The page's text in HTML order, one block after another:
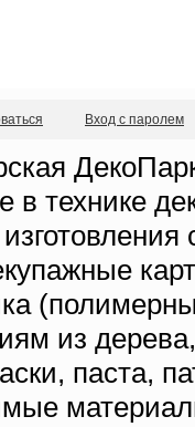
Вход с паролем
в технике
из
паста,